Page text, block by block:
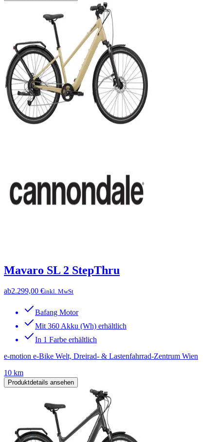
Mavaro SL 2 StepThru
ab2.299,00 €inkl. MwSt
Bafang Motor
Mit 360 Akku (Wh) erhältlich
In 1 Farbe erhältlich
e-motion e-Bike Welt, Dreirad- & Lastenfahrrad-Zentrum Wien
10 km
Produktdetails ansehen